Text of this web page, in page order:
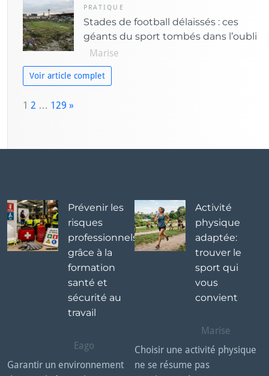
PRATIQUE
Stades de football délaissés : ces
géants du sport tombés dans l’oubli
Marise
Voir article complet
P
e:
1 2 … 129
x
»
Prévenir les
risques
professionnels
grâce à la
formation
santé et
sécurité au
travail
Eago
Garantir un environnement
Activité
physique
adaptée:
trouver le
sport qui
vous
convient
Marise
Choisir une activité physique
ne se résume pas